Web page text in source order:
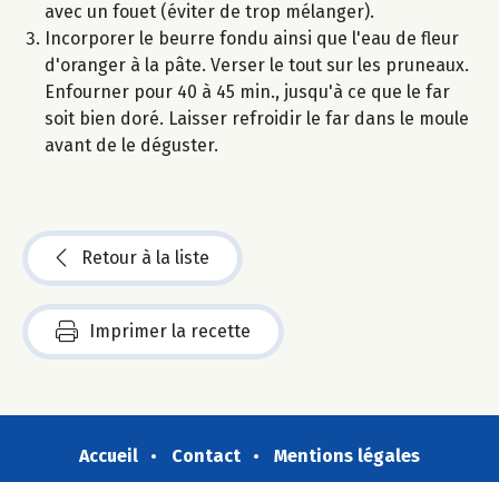
avec un fouet (éviter de trop mélanger).
Incorporer le beurre fondu ainsi que l'eau de fleur
d'oranger à la pâte. Verser le tout sur les pruneaux.
Enfourner pour 40 à 45 min., jusqu'à ce que le far
soit bien doré. Laisser refroidir le far dans le moule
avant de le déguster.
Retour à la liste
Imprimer la recette
Accueil Contact
Mentions légales